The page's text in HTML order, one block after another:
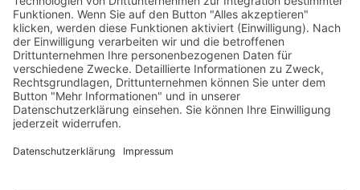
Rückblick und Ausblick –
Gemeinsam durch das Jahr
Artikel vom 12.02.2026